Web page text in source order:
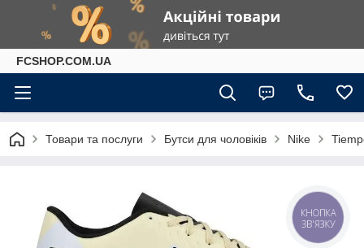
FCSHOP.COM.UA
Товари та послуги Бутси для чоловіків Nike
КНОПКА
ЗВ'ЯЗКУ